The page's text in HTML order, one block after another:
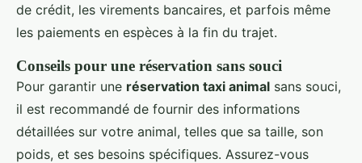
de crédit, les virements bancaires, et parfois même
les paiements en espèces à la fin du trajet.
Conseils pour une réservation sans souci
Pour garantir une réservation taxi animal sans souci,
il est recommandé de fournir des informations
détaillées sur votre animal, telles que sa taille, son
poids, et ses besoins spécifiques. Assurez-vous